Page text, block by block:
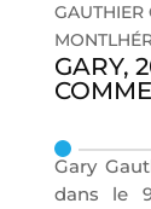
GAUTHIER
GARY,
Gary
dans le